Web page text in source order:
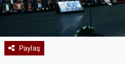
Paylaş
Yazarlar
Astroloji-Rüya